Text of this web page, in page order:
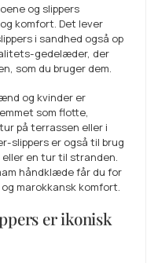
og slippers
komfort. Det lever
i sandhed også op
gedelæder, der
som du bruger dem.
og kvinder er
som flotte,
på terrassen eller i
slippers er også til brug
eller en tur til stranden.
håndklæde får du for
marokkansk komfort.
er ikonisk